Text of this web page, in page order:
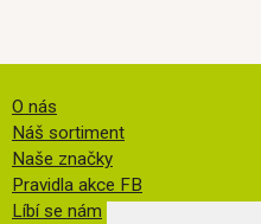
O nás
Náš sortiment
Naše značky
Pravidla akce FB
Líbí se nám